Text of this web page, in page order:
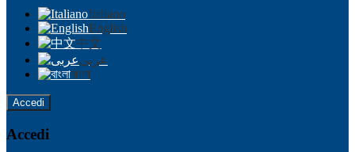
Italiano
English
中文
عربى
বাংলা
Accedi
Accedi